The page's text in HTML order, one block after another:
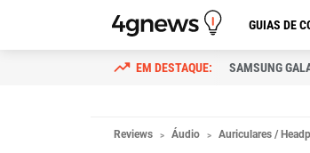
GUIAS DE
SAMSUNG
Reviews Áudio Auriculares /